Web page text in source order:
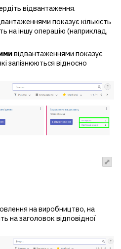
відвантаження.
показує кількість
на іншу операцію (наприклад,
відвантаженнями показує
запізнюються відносно
на виробництво, на
на заголовок відповідної